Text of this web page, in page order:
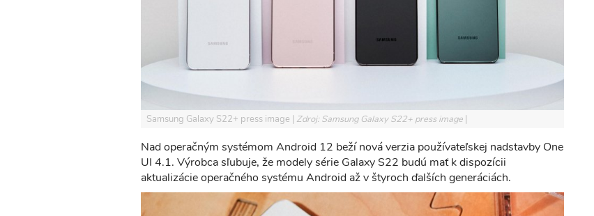
Samsung Galaxy S22+ press image Zdroj: Samsung Galaxy S22+ press image
Nad operačným systémom Android 12 beží nová verzia používateľskej nadstavby One
UI 4.1. Výrobca sľubuje, že modely série Galaxy S22 budú mať k dispozícii
aktualizácie operačného systému Android až v štyroch ďalších generáciách.